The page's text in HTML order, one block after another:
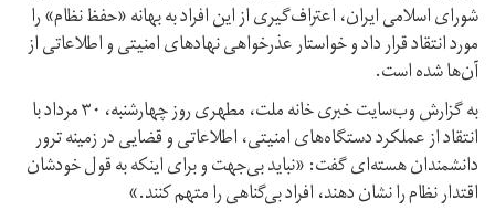
شورای اسلامی ایران، اعتراف‌گیری از این افراد به بهانه «حفظ نظام» را
مورد انتقاد قرار داد و خواستار عذرخواهی نهادهای امنیتی و اطلاعاتی از
آن‌ها شده است.
به گزارش وب‌سایت خبری خانه ملت، مطهری روز چهارشنبه، ۳۰ مرداد با
انتقاد از عملکرد دستگاه‌های امنیتی، اطلاعاتی و قضایی در زمینه ترور
دانشمندان هسته‌ای گفت:‌ «نباید بی‌جهت و برای اینکه به قول خودشان
اقتدار نظام را نشان دهند، افراد بی‌گناهی را متهم کنند.»